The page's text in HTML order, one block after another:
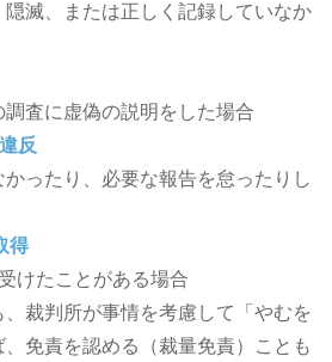
滅、または正しく記録していなか
査に虚偽の説明をした場合
反
ったり、必要な報告を怠ったりし
得
けたことがある場合
、裁判所が事情を考慮して「やむを
免責を認める（裁量免責）ことも